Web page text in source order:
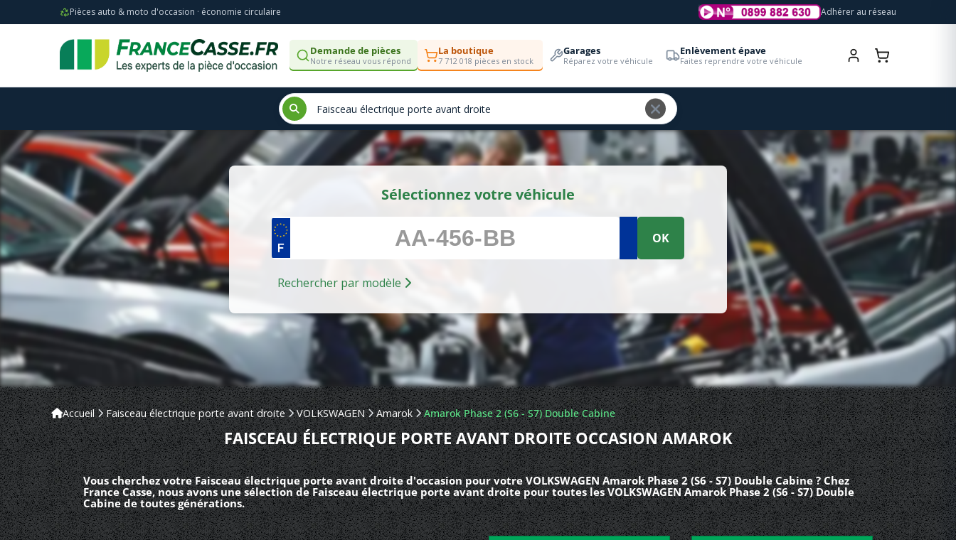
Pièces auto & moto d'occasion · économie circulaire Adhérer au réseau
Demande de pièces
Notre réseau vous répond
La boutique
7 712 018 pièces en stock
Garages
Réparez votre véhicule
Enlèvement épave
Faites reprendre votre véhicule
Sélectionnez votre véhicule
OK
Rechercher par modèle
Accueil Faisceau électrique porte avant droite VOLKSWAGEN Amarok Amarok Phase 2 (S6 - S7) Double Cabine
FAISCEAU ÉLECTRIQUE PORTE AVANT DROITE OCCASION AMAROK
Vous cherchez votre Faisceau électrique porte avant droite d'occasion pour votre VOLKSWAGEN Amarok Phase 2 (S6 - S7) Double Cabine ? Chez
France Casse, nous avons une sélection de Faisceau électrique porte avant droite pour toutes les VOLKSWAGEN Amarok Phase 2 (S6 - S7) Double
Cabine de toutes générations.